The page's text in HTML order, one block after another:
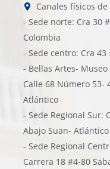
Canales físicos
- Sede norte: Cra 30
Colombia
- Sede centro: Cra
- Bellas Artes-
Calle 68 Número 53-
Atlántico
- Sede Regional Sur:
Abajo Suan- Atlántico
- Sede Regional
Carrera 18 #4-80